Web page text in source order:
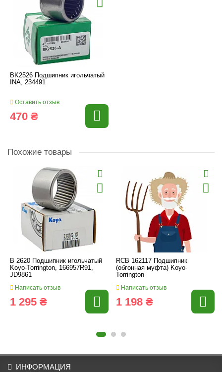
BK2526 Подшипник игольчатый
INA, 234491
Оставить отзыв
470 ₴
Похожие товары
B 2620 Подшипник игольчатый
Koyo-Torrington, 166957R91,
JD9861
Написать отзыв
1 295 ₴
RCB 162117 Подшипник
(обгонная муфта) Koyo-
Torrington
Написать отзыв
1 198 ₴
ИНФОРМАЦИЯ